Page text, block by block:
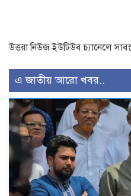
উত্তরা নিউজ ইউটিউব চ্যানেলে
এ জাতীয় আরো খবর..